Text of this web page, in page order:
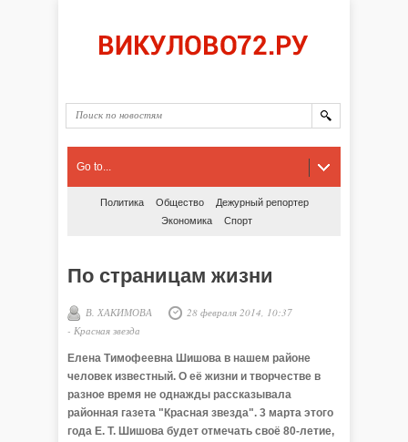
Go to...
Политика Общество
Дежурный репортер
Экономика
Спорт
По страницам жизни
В. ХАКИМОВА
28 февраля 2014, 10:37
- Красная звезда
Елена Тимофеевна Шишова в нашем районе
человек известный. О её жизни и творчестве в
разное время не однажды рассказывала
районная газета "Красная звезда". 3 марта этого
года Е. Т. Шишова будет отмечать своё 80-летие,